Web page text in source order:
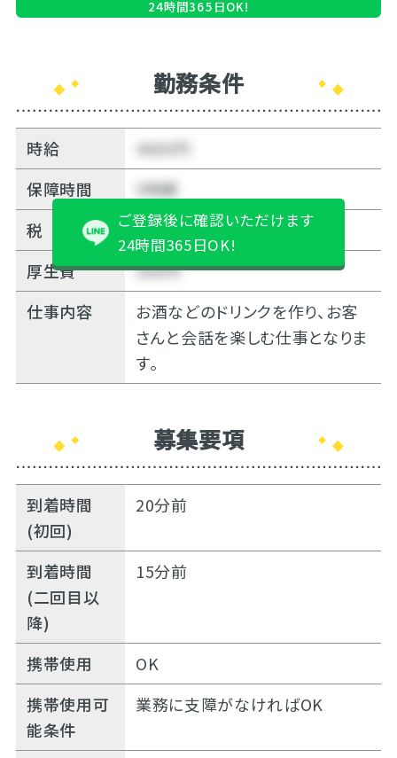
24時間365日OK!
勤務条件
時給
4000円
保障時間
5時間
税
10%
厚生費
500円
仕事内容
お酒などのドリンクを作り、お客
さんと会話を楽しむ仕事となりま
す。
ご登録後に確認いただけます
24時間365日OK!
募集要項
到着時間
(初回)
20分前
到着時間
(二回目以
降)
15分前
携帯使用
OK
携帯使用可
能条件
業務に支障がなければOK